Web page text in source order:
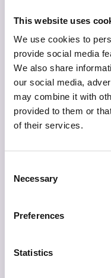
This website uses
We use cookies to
provide social media
We also share
our social media,
may combine it with
provided to them or
of their services.
Selection
Necessary
Preferences
Statistics
in haar proefschrift
positief bijdraagt
bij een lopende
gevoel van invloed
gehoord worden,
motivatie.
5. Erkenning
Bijvoorbeeld
productief bent
wordt gezien en
compliment of een
echte erkenning
betekenis: mijn werk